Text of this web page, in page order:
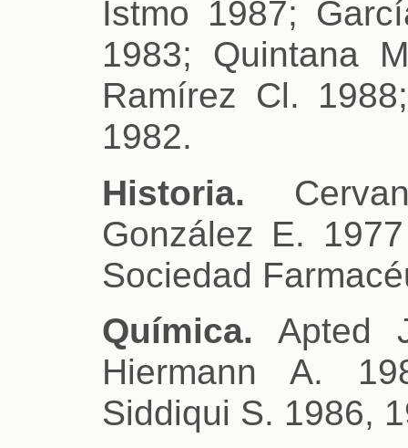
Istmo 1987;
1983; Quintana
Ramírez Cl.
1982.
Historia.
González E.
Sociedad
Química. Apted
Hiermann A.
Siddiqui S. 1986,